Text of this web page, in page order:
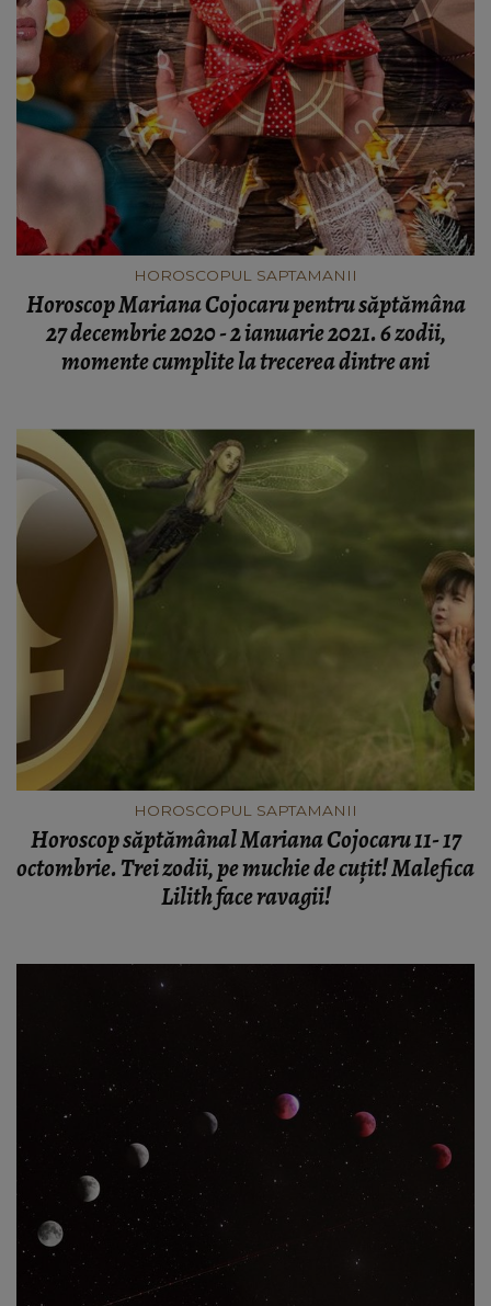
HOROSCOPUL SAPTAMANII
Horoscop Mariana Cojocaru pentru săptămâna
27 decembrie 2020 - 2 ianuarie 2021. 6 zodii,
momente cumplite la trecerea dintre ani
HOROSCOPUL SAPTAMANII
Horoscop săptămânal Mariana Cojocaru 11- 17
octombrie. Trei zodii, pe muchie de cuțit! Malefica
Lilith face ravagii!